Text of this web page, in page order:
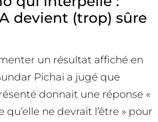
devient (trop) sûre
un résultat affiché en
Pichai a jugé que
donnait une réponse «
qu’elle ne devrait l’être » pour